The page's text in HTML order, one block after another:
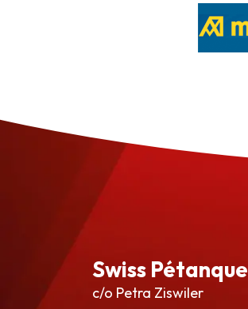
Swiss Pétanque
c/o Petra Ziswiler